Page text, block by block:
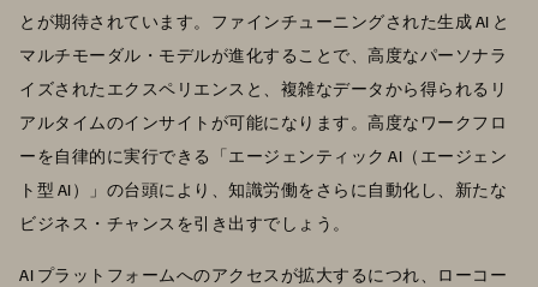
とが期待されています。ファインチューニングされた生成 AI と
マルチモーダル・モデルが進化することで、高度なパーソナラ
イズされたエクスペリエンスと、複雑なデータから得られるリ
アルタイムのインサイトが可能になります。高度なワークフロ
ーを自律的に実行できる「エージェンティック AI（エージェン
ト型 AI）」の台頭により、知識労働をさらに自動化し、新たな
ビジネス・チャンスを引き出すでしょう。
AI プラットフォームへのアクセスが拡大するにつれ、ローコー